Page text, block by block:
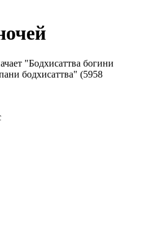
"Бодхисаттва богини
бодхисаттва" (5958